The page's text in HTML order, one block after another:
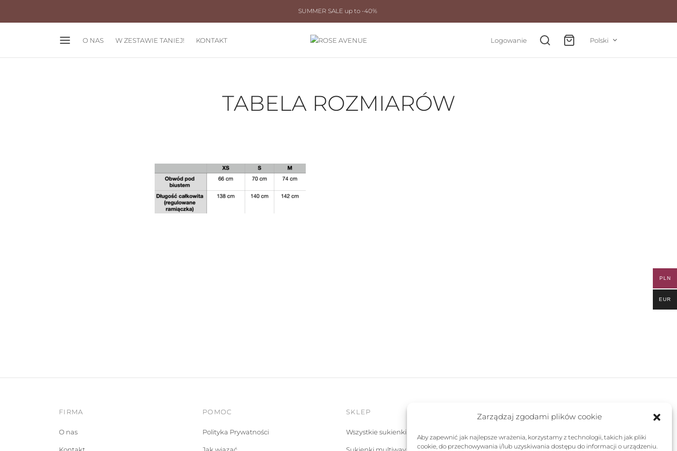
Zarządzaj zgodami plików cookie
Aby zapewnić jak najlepsze wrażenia, korzystamy z technologii, takich jak pliki
cookie, do przechowywania i/lub uzyskiwania dostępu do informacji o urządzeniu.
SUMMER SALE up to -40%
O NAS W ZESTAWIE TANIEJ! KONTAKT Logowanie Polski
TABELA ROZMIARÓW
FIRMA
O nas
Kontakt
POMOC
Polityka Prywatności
Jak wiązać
SKLEP
Wszystkie sukienki
Sukienki multiway
PLN
EUR